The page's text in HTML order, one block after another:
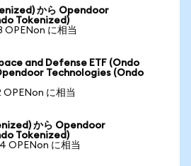
から Opendoor
Tokenized)
OPENon に相当
and Defense ETF (Ondo
Technologies (Ondo
OPENon に相当
から Opendoor
Tokenized)
OPENon に相当